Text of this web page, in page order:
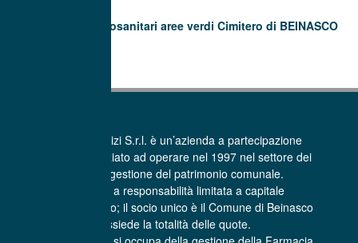
Trattamenti fitosanitari aree verdi Cimitero di BEINASCO
La Beinasco Servizi S.r.l. è un’azienda a partecipazione
pubblica che ha iniziato ad operare nel 1997 nel settore dei
Servizi per la gestione del patrimonio comunale.
E’ una società a responsabilità limitata a capitale
interamente pubblico; il socio unico è il Comune di Beinasco
che possiede la totalità delle quote.